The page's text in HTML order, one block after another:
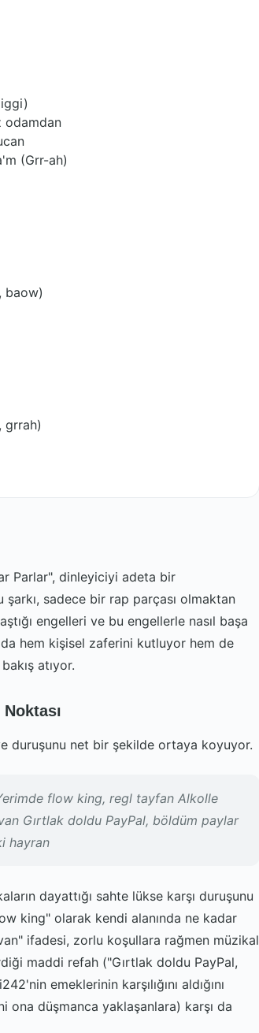
odamdan
(Grr-ah)
baow)
grrah)
Parlar", dinleyiciyi adeta bir
şarkı, sadece bir rap parçası olmaktan
engelleri ve bu engellerle nasıl başa
hem kişisel zaferini kutluyor hem de
atıyor.
duruşunu net bir şekilde ortaya koyuyor.
flow king, regl tayfan Alkolle
Gırtlak doldu PayPal, böldüm paylar
hayran
dayattığı sahte lükse karşı duruşunu
king" olarak kendi alanında ne kadar
ifadesi, zorlu koşullara rağmen müzikal
maddi refah ("Gırtlak doldu PayPal,
emeklerinin karşılığını aldığını
ona düşmanca yaklaşanlara) karşı da